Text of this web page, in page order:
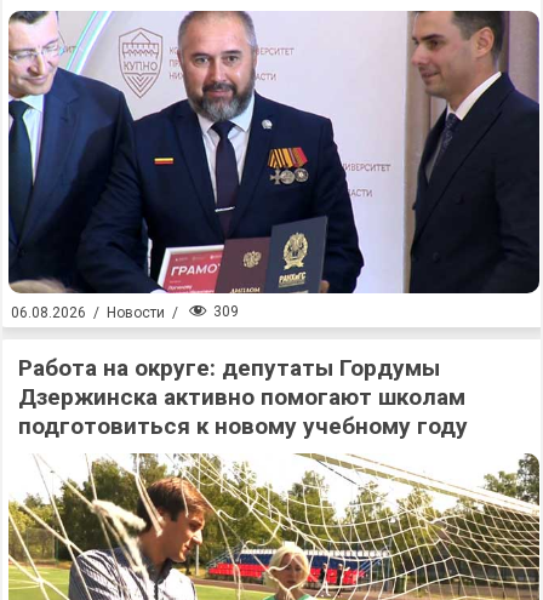
06.08.2026 / Новости / 309
Работа на округе: депутаты Гордумы
Дзержинска активно помогают школам
подготовиться к новому учебному году